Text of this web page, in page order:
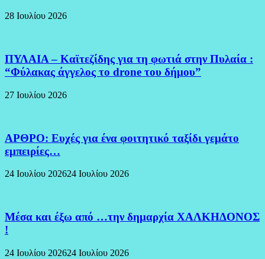
28 Ιουλίου 2026
ΠΥΛΑΙΑ – Καϊτεζίδης για τη φωτιά στην Πυλαία :
“Φύλακας άγγελος το drone του δήμου”
27 Ιουλίου 2026
ΑΡΘΡΟ: Ευχές για ένα φοιτητικό ταξίδι γεμάτο
εμπειρίες…
24 Ιουλίου 202624 Ιουλίου 2026
Μέσα και έξω από …την δημαρχία ΧΑΛΚΗΔΟΝΟΣ
!
24 Ιουλίου 202624 Ιουλίου 2026